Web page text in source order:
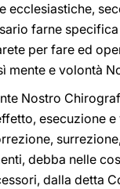
ecclesiastiche,
farne
per fare ed
e volontà
Nostro
esecuzione
debba nelle
dalla detta